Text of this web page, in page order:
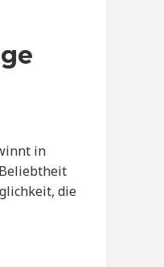
in
die